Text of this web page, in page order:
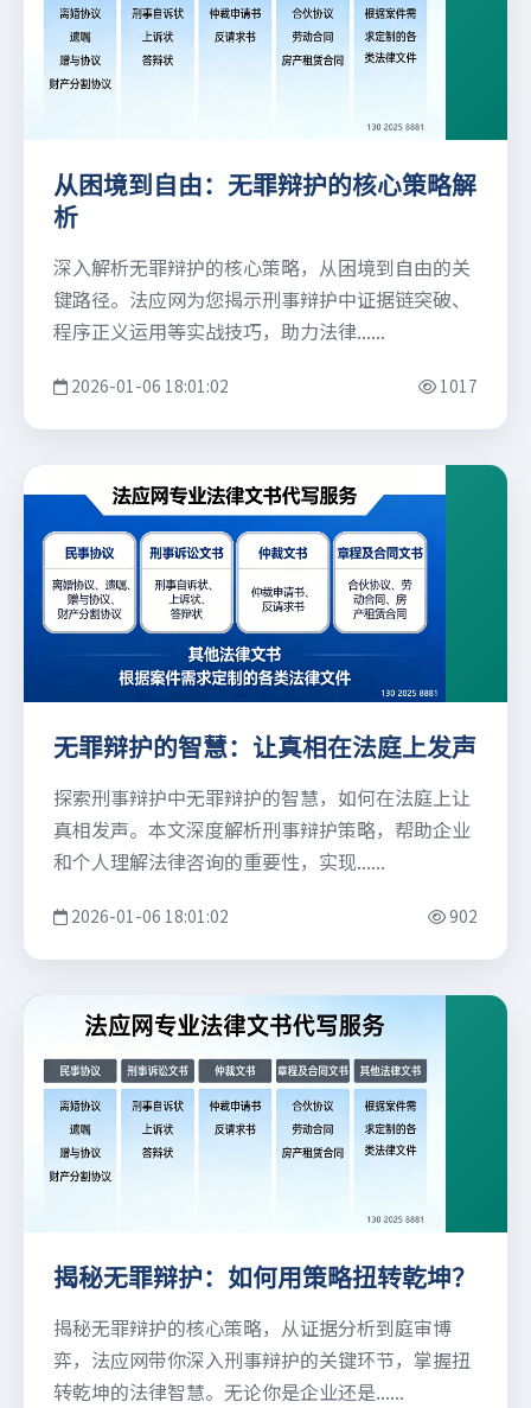
从困境到自由：无罪辩护的核心策略解
析
深入解析无罪辩护的核心策略，从困境到自由的关
键路径。法应网为您揭示刑事辩护中证据链突破、
程序正义运用等实战技巧，助力法律......
2026-01-06 18:01:02 1017
无罪辩护的智慧：让真相在法庭上发声
探索刑事辩护中无罪辩护的智慧，如何在法庭上让
真相发声。本文深度解析刑事辩护策略，帮助企业
和个人理解法律咨询的重要性，实现......
2026-01-06 18:01:02 902
揭秘无罪辩护：如何用策略扭转乾坤？
揭秘无罪辩护的核心策略，从证据分析到庭审博
弈，法应网带你深入刑事辩护的关键环节，掌握扭
转乾坤的法律智慧。无论你是企业还是......